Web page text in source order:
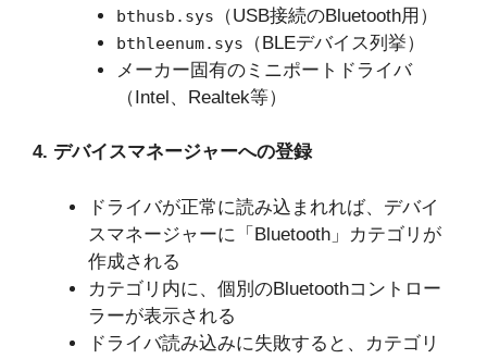
bthusb.sys （USB接続のBluetooth用）
bthleenum.sys （BLEデバイス列挙）
メーカー固有のミニポートドライバ
（Intel、Realtek等）
4. デバイスマネージャーへの登録
ドライバが正常に読み込まれれば、デバイ
スマネージャーに「Bluetooth」カテゴリが
作成される
カテゴリ内に、個別のBluetoothコントロー
ラーが表示される
ドライバ読み込みに失敗すると、カテゴリ